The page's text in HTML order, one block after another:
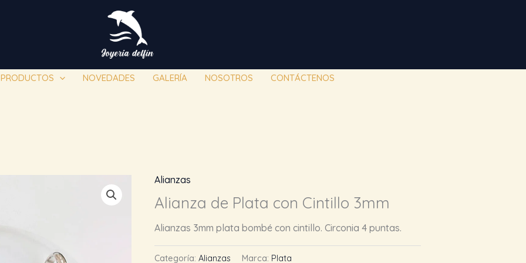
PRODUCTOS NOVEDADES GALERÍA NOSOTROS CONTÁCTENOS
Alianzas
Alianza de Plata con Cintillo 3mm
Alianzas 3mm plata bombé con cintillo. Circonia 4 puntas.
Categoría:Alianzas Marca: Plata